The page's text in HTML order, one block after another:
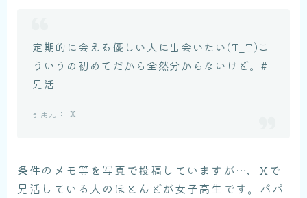
定期的に会える優しい人に出会いたい(T_T)こ
ういうの初めてだから全然分からないけど。#
兄活
X
条件のメモ等を写真で投稿していますが…、Xで
兄活している人のほとんどが女子高生です。パパ